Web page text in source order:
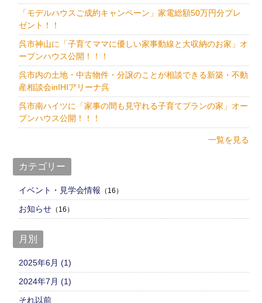
「モデルハウスご成約キャンペーン」家電総額50万円分プレ
ゼント！！
呉市神山に「子育てママに優しい家事動線と大収納のお家」オ
ープンハウス公開！！！
呉市内の土地・中古物件・分譲のことが相談できる新築・不動
産相談会inIHIアリーナ呉
呉市南ハイツに「家事の間も見守れる子育てプランの家」オー
プンハウス公開！！！
一覧を見る
カテゴリー
イベント・見学会情報 （16）
お知らせ （16）
月別
2025年6月 (1)
2024年7月 (1)
それ以前